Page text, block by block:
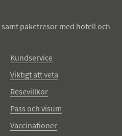
paketresor med hotell och
Kundservice
Viktigt att veta
Resevillkor
Pass och visum
Vaccinationer